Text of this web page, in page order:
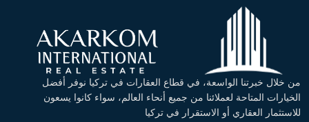
من خلال خبرتنا الواسعة، في قطاع العقارات في تركيا نوفر أفضل
الخيارات المتاحة لعملائنا من جميع أنحاء العالم، سواء كانوا يسعون
للاستثمار العقاري أو الاستقرار في تركيا